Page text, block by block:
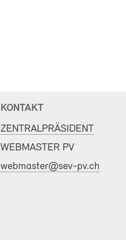
KONTAKT
ZENTRALPRÄSIDENT
WEBMASTER PV
webmaster@sev-pv.ch